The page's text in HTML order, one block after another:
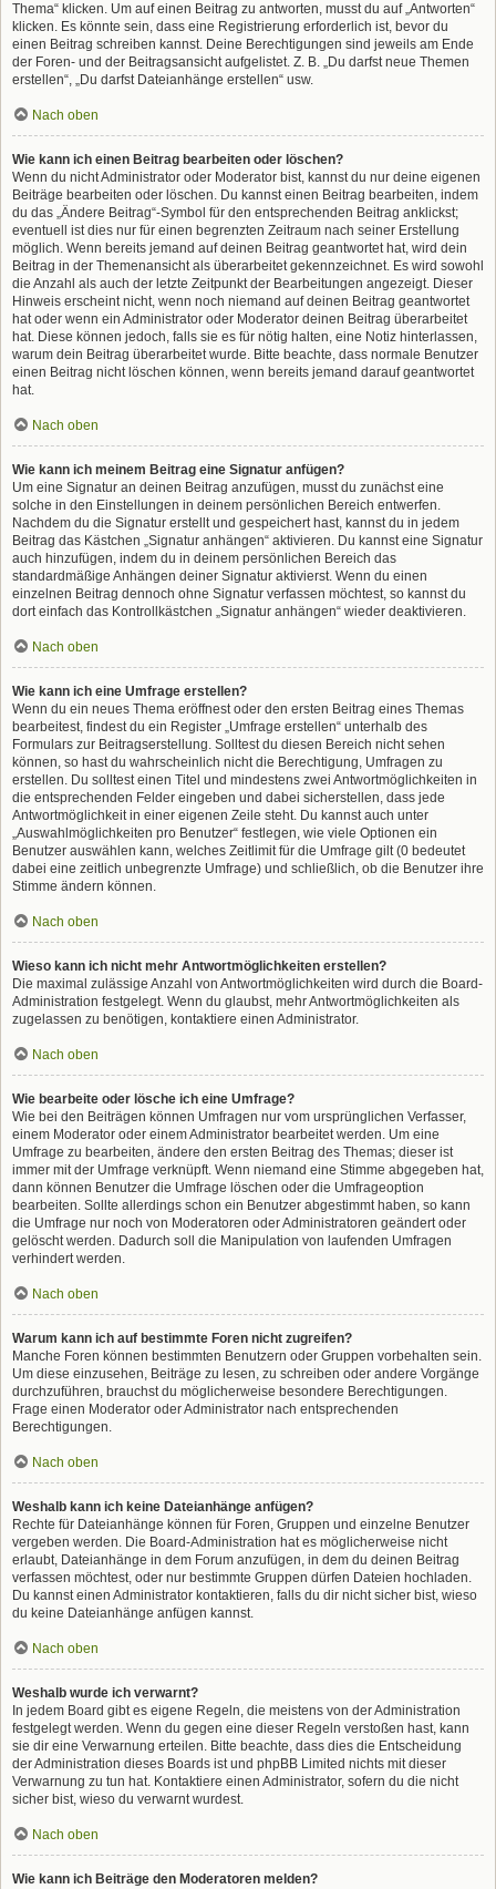
Thema“ klicken. Um auf einen Beitrag zu antworten, musst du auf „Antworten“
klicken. Es könnte sein, dass eine Registrierung erforderlich ist, bevor du
einen Beitrag schreiben kannst. Deine Berechtigungen sind jeweils am Ende
der Foren- und der Beitragsansicht aufgelistet. Z. B. „Du darfst neue Themen
erstellen“, „Du darfst Dateianhänge erstellen“ usw.
Nach oben
Wie kann ich einen Beitrag bearbeiten oder löschen?
Wenn du nicht Administrator oder Moderator bist, kannst du nur deine eigenen
Beiträge bearbeiten oder löschen. Du kannst einen Beitrag bearbeiten, indem
du das „Ändere Beitrag“-Symbol für den entsprechenden Beitrag anklickst;
eventuell ist dies nur für einen begrenzten Zeitraum nach seiner Erstellung
möglich. Wenn bereits jemand auf deinen Beitrag geantwortet hat, wird dein
Beitrag in der Themenansicht als überarbeitet gekennzeichnet. Es wird sowohl
die Anzahl als auch der letzte Zeitpunkt der Bearbeitungen angezeigt. Dieser
Hinweis erscheint nicht, wenn noch niemand auf deinen Beitrag geantwortet
hat oder wenn ein Administrator oder Moderator deinen Beitrag überarbeitet
hat. Diese können jedoch, falls sie es für nötig halten, eine Notiz hinterlassen,
warum dein Beitrag überarbeitet wurde. Bitte beachte, dass normale Benutzer
einen Beitrag nicht löschen können, wenn bereits jemand darauf geantwortet
hat.
Nach oben
Wie kann ich meinem Beitrag eine Signatur anfügen?
Um eine Signatur an deinen Beitrag anzufügen, musst du zunächst eine
solche in den Einstellungen in deinem persönlichen Bereich entwerfen.
Nachdem du die Signatur erstellt und gespeichert hast, kannst du in jedem
Beitrag das Kästchen „Signatur anhängen“ aktivieren. Du kannst eine Signatur
auch hinzufügen, indem du in deinem persönlichen Bereich das
standardmäßige Anhängen deiner Signatur aktivierst. Wenn du einen
einzelnen Beitrag dennoch ohne Signatur verfassen möchtest, so kannst du
dort einfach das Kontrollkästchen „Signatur anhängen“ wieder deaktivieren.
Nach oben
Wie kann ich eine Umfrage erstellen?
Wenn du ein neues Thema eröffnest oder den ersten Beitrag eines Themas
bearbeitest, findest du ein Register „Umfrage erstellen“ unterhalb des
Formulars zur Beitragserstellung. Solltest du diesen Bereich nicht sehen
können, so hast du wahrscheinlich nicht die Berechtigung, Umfragen zu
erstellen. Du solltest einen Titel und mindestens zwei Antwortmöglichkeiten in
die entsprechenden Felder eingeben und dabei sicherstellen, dass jede
Antwortmöglichkeit in einer eigenen Zeile steht. Du kannst auch unter
„Auswahlmöglichkeiten pro Benutzer“ festlegen, wie viele Optionen ein
Benutzer auswählen kann, welches Zeitlimit für die Umfrage gilt (0 bedeutet
dabei eine zeitlich unbegrenzte Umfrage) und schließlich, ob die Benutzer ihre
Stimme ändern können.
Nach oben
Wieso kann ich nicht mehr Antwortmöglichkeiten erstellen?
Die maximal zulässige Anzahl von Antwortmöglichkeiten wird durch die Board-
Administration festgelegt. Wenn du glaubst, mehr Antwortmöglichkeiten als
zugelassen zu benötigen, kontaktiere einen Administrator.
Nach oben
Wie bearbeite oder lösche ich eine Umfrage?
Wie bei den Beiträgen können Umfragen nur vom ursprünglichen Verfasser,
einem Moderator oder einem Administrator bearbeitet werden. Um eine
Umfrage zu bearbeiten, ändere den ersten Beitrag des Themas; dieser ist
immer mit der Umfrage verknüpft. Wenn niemand eine Stimme abgegeben hat,
dann können Benutzer die Umfrage löschen oder die Umfrageoption
bearbeiten. Sollte allerdings schon ein Benutzer abgestimmt haben, so kann
die Umfrage nur noch von Moderatoren oder Administratoren geändert oder
gelöscht werden. Dadurch soll die Manipulation von laufenden Umfragen
verhindert werden.
Nach oben
Warum kann ich auf bestimmte Foren nicht zugreifen?
Manche Foren können bestimmten Benutzern oder Gruppen vorbehalten sein.
Um diese einzusehen, Beiträge zu lesen, zu schreiben oder andere Vorgänge
durchzuführen, brauchst du möglicherweise besondere Berechtigungen.
Frage einen Moderator oder Administrator nach entsprechenden
Berechtigungen.
Nach oben
Weshalb kann ich keine Dateianhänge anfügen?
Rechte für Dateianhänge können für Foren, Gruppen und einzelne Benutzer
vergeben werden. Die Board-Administration hat es möglicherweise nicht
erlaubt, Dateianhänge in dem Forum anzufügen, in dem du deinen Beitrag
verfassen möchtest, oder nur bestimmte Gruppen dürfen Dateien hochladen.
Du kannst einen Administrator kontaktieren, falls du dir nicht sicher bist, wieso
du keine Dateianhänge anfügen kannst.
Nach oben
Weshalb wurde ich verwarnt?
In jedem Board gibt es eigene Regeln, die meistens von der Administration
festgelegt werden. Wenn du gegen eine dieser Regeln verstoßen hast, kann
sie dir eine Verwarnung erteilen. Bitte beachte, dass dies die Entscheidung
der Administration dieses Boards ist und phpBB Limited nichts mit dieser
Verwarnung zu tun hat. Kontaktiere einen Administrator, sofern du die nicht
sicher bist, wieso du verwarnt wurdest.
Nach oben
Wie kann ich Beiträge den Moderatoren melden?